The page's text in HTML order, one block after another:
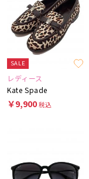
SALE
レディース
Kate Spade
￥9,900税込